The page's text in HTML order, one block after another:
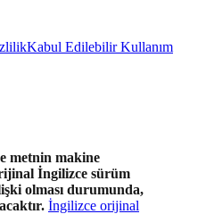
Kabul Edilebilir Kullanım
metnin makine
İngilizce sürüm
olması durumunda,
İngilizce orijinal